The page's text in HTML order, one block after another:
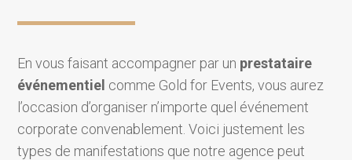
En vous faisant accompagner par un prestataire
événementiel comme Gold for Events, vous aurez
l’occasion d’organiser n’importe quel événement
corporate convenablement. Voici justement les
types de manifestations que notre agence peut